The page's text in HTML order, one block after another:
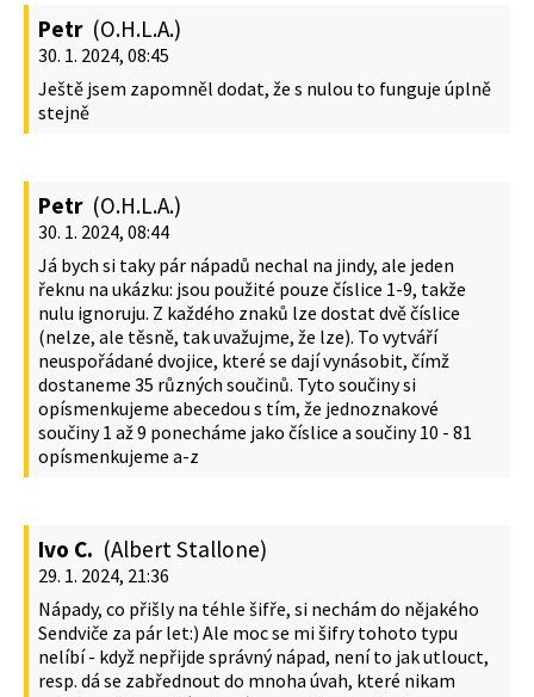
Petr (O.H.L.A.)
30. 1. 2024, 08:45
Ještě jsem zapomněl dodat, že s nulou to funguje úplně
stejně
Petr (O.H.L.A.)
30. 1. 2024, 08:44
Já bych si taky pár nápadů nechal na jindy, ale jeden
řeknu na ukázku: jsou použité pouze číslice 1-9, takže
nulu ignoruju. Z každého znaků lze dostat dvě číslice
(nelze, ale těsně, tak uvažujme, že lze). To vytváří
neuspořádané dvojice, které se dají vynásobit, čímž
dostaneme 35 různých součinů. Tyto součiny si
opísmenkujeme abecedou s tím, že jednoznakové
součiny 1 až 9 ponecháme jako číslice a součiny 10 - 81
opísmenkujeme a-z
Ivo C. (Albert Stallone)
29. 1. 2024, 21:36
Nápady, co přišly na téhle šifře, si nechám do nějakého
Sendviče za pár let:) Ale moc se mi šifry tohoto typu
nelíbí - když nepřijde správný nápad, není to jak utlouct,
resp. dá se zabřednout do mnoha úvah, které nikam